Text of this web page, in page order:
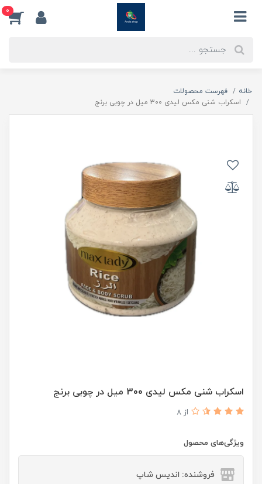
0
خانه
فهرست محصولات
اسکراب شنی مکس لیدی 300 میل در چوبی برنج
اسکراب شنی مکس لیدی 300 میل در چوبی برنج
از 8
ویژگی‌های محصول
فروشنده: اندیس شاپ